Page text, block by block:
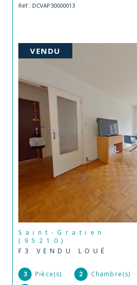
Réf : DCVAP30000013
VENDU
Saint-Gratien
(95210)
F3 VENDU LOUÉ
3 Pièce(s) 2
Chambre(s)